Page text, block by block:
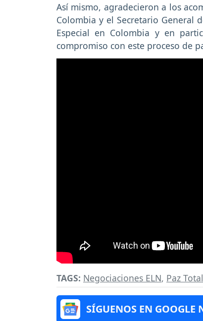
Así mismo, agradecieron a los
Colombia y el Secretario General
Especial en Colombia y en
compromiso con este proceso de
TAGS: Negociaciones ELN, Paz Total
SÍGUENOS EN GOOGLE